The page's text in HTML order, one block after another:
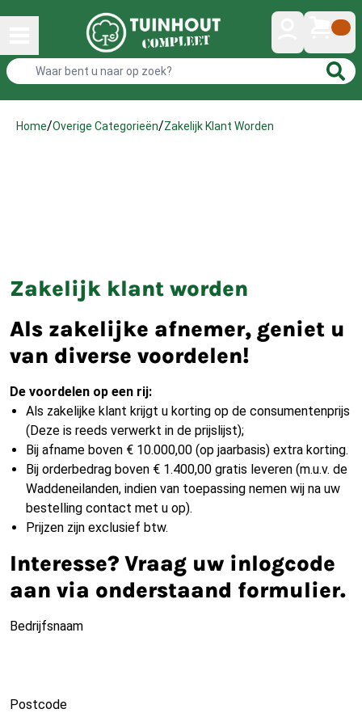
Home/Overige Categorieën/Zakelijk Klant Worden
Zakelijk klant worden
Als zakelijke afnemer, geniet u
van diverse voordelen!
De voordelen op een rij:
Als zakelijke klant krijgt u korting op de consumentenprijs
(Deze is reeds verwerkt in de prijslijst);
Bij afname boven € 10.000,00 (op jaarbasis) extra korting.
Bij orderbedrag boven € 1.400,00 gratis leveren (m.u.v. de
Waddeneilanden, indien van toepassing nemen wij na uw
bestelling contact met u op).
Prijzen zijn exclusief btw.
Interesse? Vraag uw inlogcode
aan via onderstaand formulier.
Bedrijfsnaam
Postcode